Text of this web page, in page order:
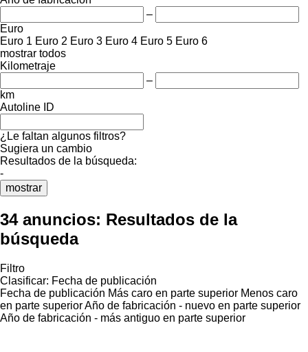
–
Euro
Euro 1 Euro 2 Euro 3 Euro 4 Euro 5 Euro 6
mostrar todos
Kilometraje
–
km
Autoline ID
¿Le faltan algunos filtros?
Sugiera un cambio
Resultados de la búsqueda:
-
mostrar
34 anuncios: Resultados de la
búsqueda
Filtro
Clasificar: Fecha de publicación
Fecha de publicación Más caro en parte superior Menos caro
en parte superiorAño de fabricación - nuevo en parte superior
Año de fabricación - más antiguo en parte superior